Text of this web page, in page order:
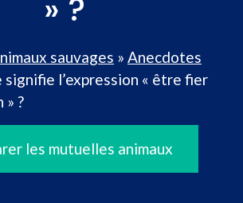
» ?
sauvages » Anecdotes
signifie l’expression « être fier
» ?
les mutuelles animaux